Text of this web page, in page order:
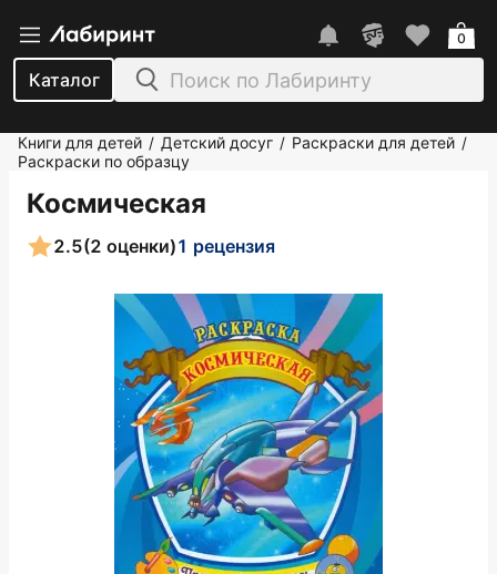
Каталог
0
Книги для детей / Детский досуг / Раскраски для детей /
Раскраски по образцу
Космическая
2.5(2 оценки)1 рецензия